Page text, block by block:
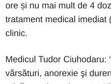
ore și nu mai mult de 4
tratament medical imediat
clinic.
Medicul Tudor Ciuhodaru:
vărsături, anorexie şi